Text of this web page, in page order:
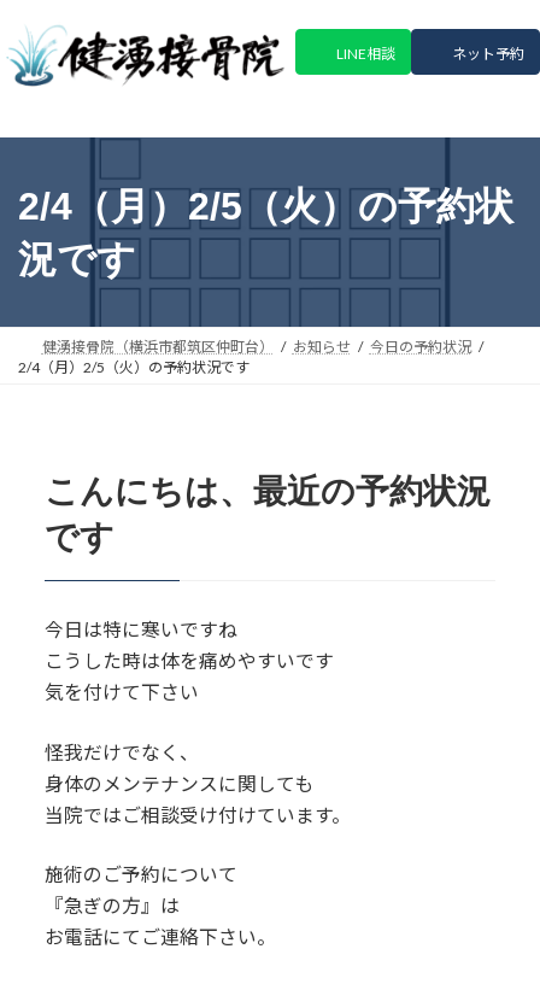
テ
ゲ
LINE相談 ネット予約
2/4（月）2/5（火）の予約状
況です
健湧接骨院（横浜市都筑区仲町台） お知らせ
今日の予約状況
2/4（月）2/5（火）の予約状況です
こんにちは、最近の予約状況
です
今日は特に寒いですね
こうした時は体を痛めやすいです
気を付けて下さい
怪我だけでなく、
身体のメンテナンスに関しても
当院ではご相談受け付けています。
施術のご予約について
『急ぎの方』は
お電話にてご連絡下さい。